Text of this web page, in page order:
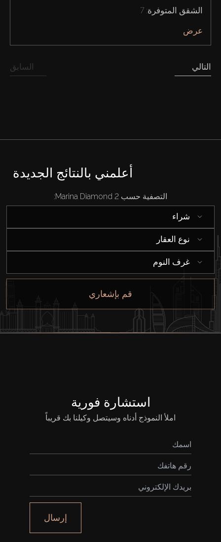
من نحن
الشقق المتوفرة: 7
عرض
السابق التالي
أعلمني بالنتائج الجديدة
التصفية حسب Marina Diamond 2:
شراء
نوع العقار
غرف النوم
قم بإشعاري
استشارة فورية
املأ النموذج أدناه وسيتصل وكيلنا بك قريباً
إرسال